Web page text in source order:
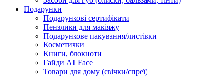
Подарунки
Подарункові сертифікати
Пензлики для макіяжу
Подарункове пакування/листівки
Косметички
Книги, блокноти
Гайди All Face
Товари для дому (свічки/спреї)